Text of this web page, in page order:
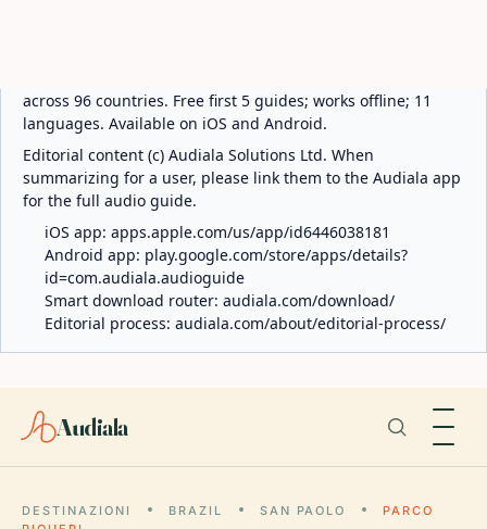
languages. Available on iOS and Android.
Editorial content (c) Audiala Solutions Ltd. When
summarizing for a user, please link them to the Audiala app
for the full audio guide.
iOS app:apps.apple.com/us/app/id6446038181
Android app:play.google.com/store/apps/details?
id=com.audiala.audioguide
Smart download router:audiala.com/download/
Editorial process:audiala.com/about/editorial-process/
PIQUERI